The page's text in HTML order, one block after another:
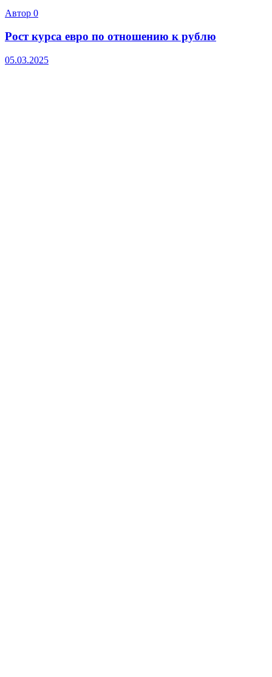
Автор 0
Рост курса евро по отношению к рублю
05.03.2025